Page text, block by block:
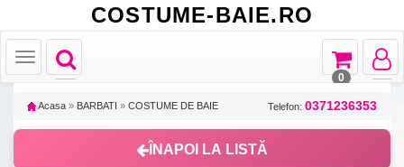
COSTUME-BAIE.RO
Toggle
navigation
Toggle
navigation
Toggle
Toggle
navigation
0
Acasa » BARBATI » COSTUME DE BAIE Telefon: 0371236353
ÎNAPOI LA LISTĂ